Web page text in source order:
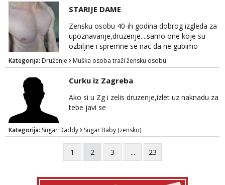
STARIJE DAME
Zensku osobu 40-ih godina dobrog izgleda za
upoznavanje,druzenje....samo one koje su
ozbiljne i spremne se nac da ne gubimo
vrijeme!
Kategorija: Druženje Muška osoba traži žensku osobu
Curku iz Zagreba
Ako si u Zg i zelis druzenje,izlet uz naknadu za
tebe javi se
Kategorija: Sugar Daddy Sugar Baby (zensko)
1 2 3 ... 23